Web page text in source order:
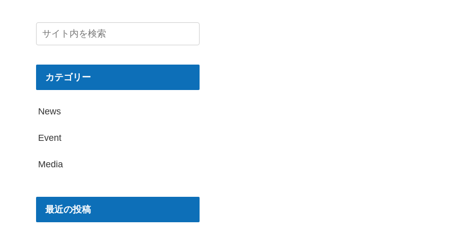
カテゴリー
News
Event
Media
最近の投稿